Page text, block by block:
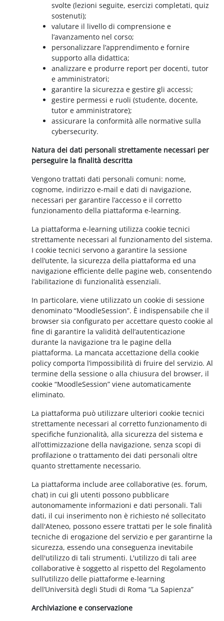
svolte (lezioni seguite, esercizi completati, quiz
sostenuti);
valutare il livello di comprensione e
l’avanzamento nel corso;
personalizzare l’apprendimento e fornire
supporto alla didattica;
analizzare e produrre report per docenti, tutor
e amministratori;
garantire la sicurezza e gestire gli accessi;
gestire permessi e ruoli (studente, docente,
tutor e amministratore);
assicurare la conformità alle normative sulla
cybersecurity.
Natura dei dati personali strettamente necessari per
perseguire la finalità descritta
Vengono trattati dati personali comuni: nome,
cognome, indirizzo e-mail e dati di navigazione,
necessari per garantire l’accesso e il corretto
funzionamento della piattaforma e-learning.
La piattaforma e-learning utilizza cookie tecnici
strettamente necessari al funzionamento del sistema.
I cookie tecnici servono a garantire la sessione
dell’utente, la sicurezza della piattaforma ed una
navigazione efficiente delle pagine web, consentendo
l’abilitazione di funzionalità essenziali.
In particolare, viene utilizzato un cookie di sessione
denominato “MoodleSession”. È indispensabile che il
browser sia configurato per accettare questo cookie al
fine di garantire la validità dell’autenticazione
durante la navigazione tra le pagine della
piattaforma. La mancata accettazione della cookie
policy comporta l’impossibilità di fruire del servizio. Al
termine della sessione o alla chiusura del browser, il
cookie “MoodleSession” viene automaticamente
eliminato.
La piattaforma può utilizzare ulteriori cookie tecnici
strettamente necessari al corretto funzionamento di
specifiche funzionalità, alla sicurezza del sistema e
all’ottimizzazione della navigazione, senza scopi di
profilazione o trattamento dei dati personali oltre
quanto strettamente necessario.
La piattaforma include aree collaborative (es. forum,
chat) in cui gli utenti possono pubblicare
autonomamente informazioni e dati personali. Tali
dati, il cui inserimento non è richiesto né sollecitato
dall'Ateneo, possono essere trattati per le sole finalità
tecniche di erogazione del servizio e per garantirne la
sicurezza, essendo una conseguenza inevitabile
dell'utilizzo di tali strumenti. L'utilizzo di tali aree
collaborative è soggetto al rispetto del Regolamento
sull’utilizzo delle piattaforme e-learning
dell’Università degli Studi di Roma “La Sapienza”
Archiviazione e conservazione